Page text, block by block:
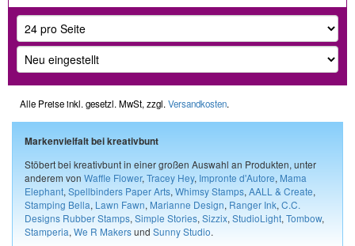
Alle Preise inkl. gesetzl. MwSt, zzgl. Versandkosten.
Markenvielfalt bei kreativbunt
Stöbert bei kreativbunt in einer großen Auswahl an Produkten, unter
anderem von Waffle Flower, Tracey Hey, Impronte d'Autore, Mama
Elephant, Spellbinders Paper Arts, Whimsy Stamps, AALL & Create,
Stamping Bella, Lawn Fawn, Marianne Design, Ranger Ink, C.C.
Designs Rubber Stamps, Simple Stories, Sizzix, StudioLight, Tombow,
Stamperia, We R Makersund Sunny Studio.